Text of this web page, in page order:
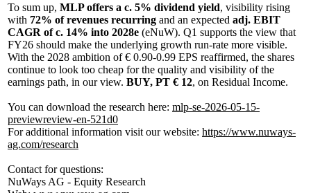
To sum up, MLP offers a c. 5% dividend yield, visibility rising
with 72% of revenues recurring and an expected adj. EBIT
CAGR of c. 14% into 2028e (eNuW). Q1 supports the view that
FY26 should make the underlying growth run-rate more visible.
With the 2028 ambition of € 0.90-0.99 EPS reaffirmed, the shares
continue to look too cheap for the quality and visibility of the
earnings path, in our view. BUY, PT € 12, on Residual Income.
You can download the research here: mlp-se-2026-05-15-
previewreview-en-521d0
For additional information visit our website: https://www.nuways-
ag.com/research
Contact for questions:
NuWays AG - Equity Research